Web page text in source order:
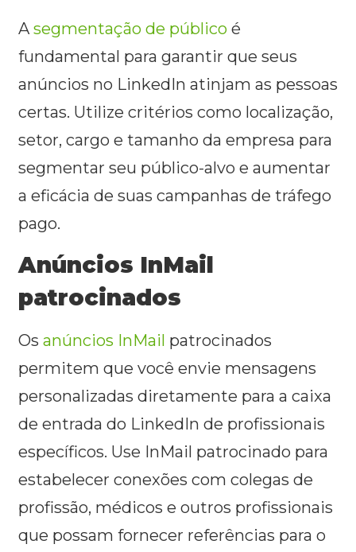
A segmentação de público é
fundamental para garantir que seus
anúncios no LinkedIn atinjam as pessoas
certas. Utilize critérios como localização,
setor, cargo e tamanho da empresa para
segmentar seu público-alvo e aumentar
a eficácia de suas campanhas de tráfego
pago.
Anúncios InMail
patrocinados
Os anúncios InMail patrocinados
permitem que você envie mensagens
personalizadas diretamente para a caixa
de entrada do LinkedIn de profissionais
específicos. Use InMail patrocinado para
estabelecer conexões com colegas de
profissão, médicos e outros profissionais
que possam fornecer referências para o